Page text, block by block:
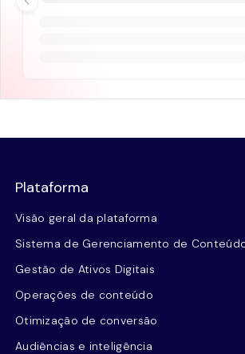
Plataforma
Visão geral da plataforma
Sistema de Gerenciamento de
Gestão de Ativos Digitais
Operações de conteúdo
Otimização de conversão
Audiências e inteligência